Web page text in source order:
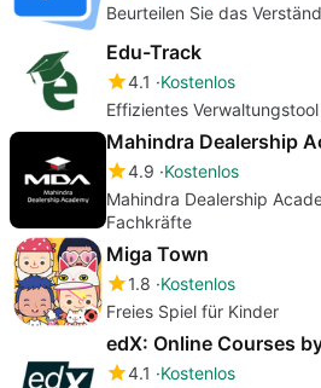
Beurteilen Sie das
Edu-Track
4.1
Kostenlos
Effizientes
Mahindra Dealership
4.9 Kostenlos
Mahindra Dealership
Fachkräfte
Miga Town
1.8 Kostenlos
Freies Spiel für Kinder
4.1
Kostenlos